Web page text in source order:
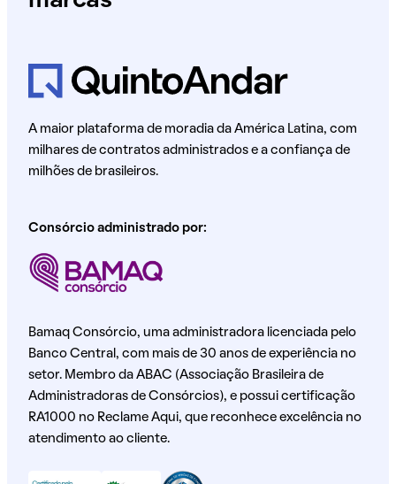
A maior plataforma de moradia da América Latina, com
milhares de contratos administrados e a confiança de
milhões de brasileiros.
Consórcio administrado por:
Bamaq Consórcio, uma administradora licenciada pelo
Banco Central, com mais de 30 anos de experiência no
setor. Membro da ABAC (Associação Brasileira de
Administradoras de Consórcios), e possui certificação
RA1000 no Reclame Aqui, que reconhece excelência no
atendimento ao cliente.